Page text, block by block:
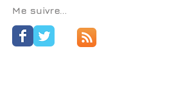
carnetscarréchez Marco
Me suivre...